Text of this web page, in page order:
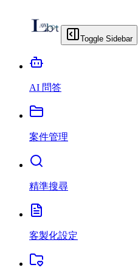
Toggle Sidebar
AI 問答
案件管理
精準搜尋
客製化設定